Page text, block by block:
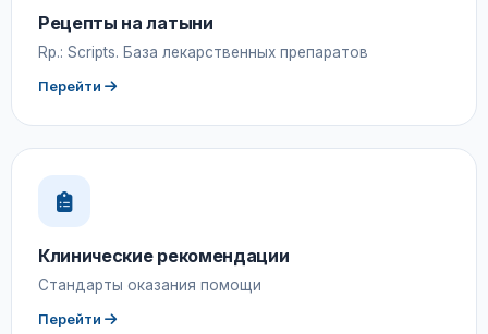
Рецепты на латыни
Rp.: Scripts. База лекарственных препаратов
Перейти
Клинические рекомендации
Стандарты оказания помощи
Перейти